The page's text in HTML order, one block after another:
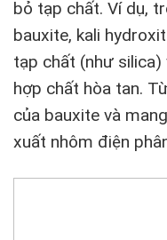
bỏ tạp chất. Ví dụ,
bauxite, kali
tạp chất (như silica)
hợp chất hòa tan.
của bauxite và
xuất nhôm điện